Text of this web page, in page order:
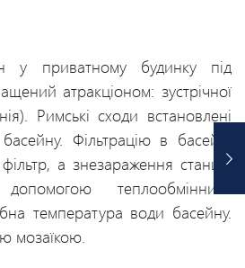
у приватному будинку під
атракціоном: зустрічної
Римські сходи встановлені
Фільтрацію в басейні
а знезараження станція
теплообмінника
температура води басейну.
мозаїкою.